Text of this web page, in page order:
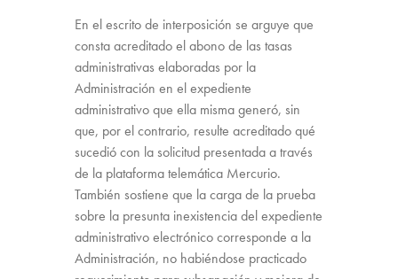
En el escrito de interposición se arguye que
consta acreditado el abono de las tasas
administrativas elaboradas por la
Administración en el expediente
administrativo que ella misma generó, sin
que, por el contrario, resulte acreditado qué
sucedió con la solicitud presentada a través
de la plataforma telemática Mercurio.
También sostiene que la carga de la prueba
sobre la presunta inexistencia del expediente
administrativo electrónico corresponde a la
Administración, no habiéndose practicado